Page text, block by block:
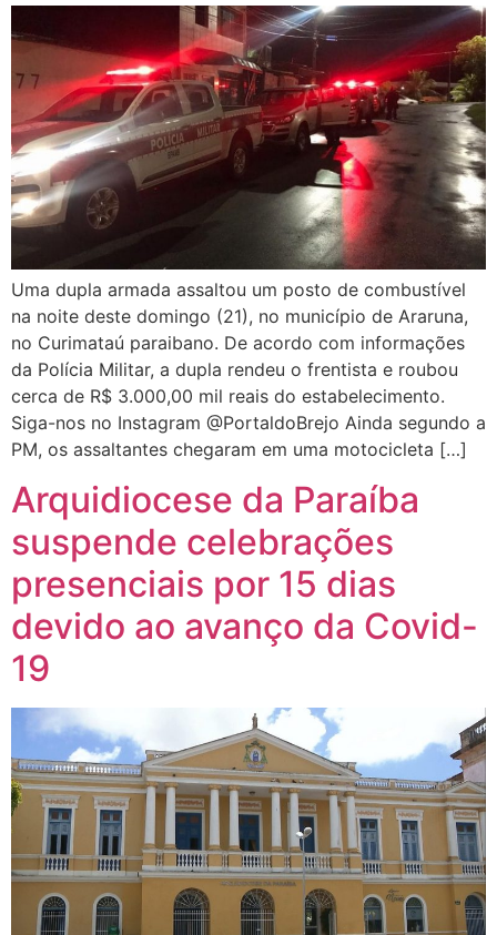
Uma dupla armada assaltou um posto de combustível
na noite deste domingo (21), no município de Araruna,
no Curimataú paraibano. De acordo com informações
da Polícia Militar, a dupla rendeu o frentista e roubou
cerca de R$ 3.000,00 mil reais do estabelecimento.
Siga-nos no Instagram @PortaldoBrejo Ainda segundo a
PM, os assaltantes chegaram em uma motocicleta […]
Arquidiocese da Paraíba
suspende celebrações
presenciais por 15 dias
devido ao avanço da Covid-
19